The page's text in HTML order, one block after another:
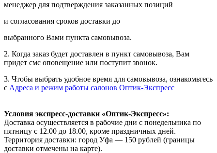
менеджер для подтверждения заказанных позиций
и согласования сроков доставки до
выбранного Вами пункта самовывоза.
2. Когда заказ будет доставлен в пункт самовывоза, Вам
придет смс оповещение или поступит звонок.
3. Чтобы выбрать удобное время для самовывоза, ознакомьтесь
с Адреса и режим работы салонов Оптик-Экспресс
Условия экспресс-доставки «Оптик-Экспресс»:
Доставка осуществляется в рабочие дни с понедельника по
пятницу с 12.00 до 18.00, кроме праздничных дней.
Территория доставки: город Уфа — 150 рублей (границы
доставки отмечены на карте).